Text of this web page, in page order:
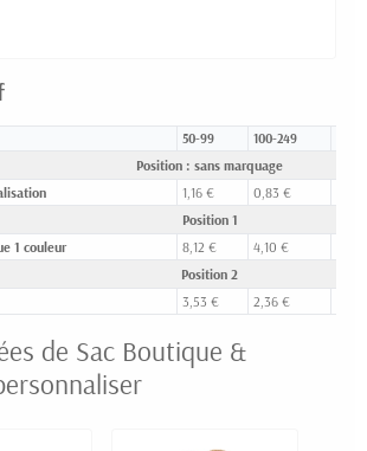
50-99 100-249
Position : sans marquage
1,16 € 0,83 €
Position 1
1 couleur
8,12 € 4,10 €
Position 2
3,53 € 2,36 €
de Sac Boutique &